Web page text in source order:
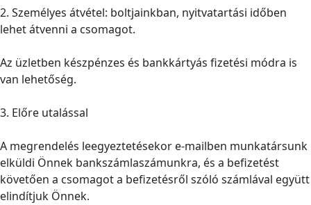
2. Személyes átvétel: boltjainkban, nyitvatartási időben
lehet átvenni a csomagot.
Az üzletben készpénzes és bankkártyás fizetési módra is
van lehetőség.
3. Előre utalással
A megrendelés leegyeztetésekor e-mailben munkatársunk
elküldi Önnek bankszámlaszámunkra, és a befizetést
követően a csomagot a befizetésről szóló számlával együtt
elindítjuk Önnek.